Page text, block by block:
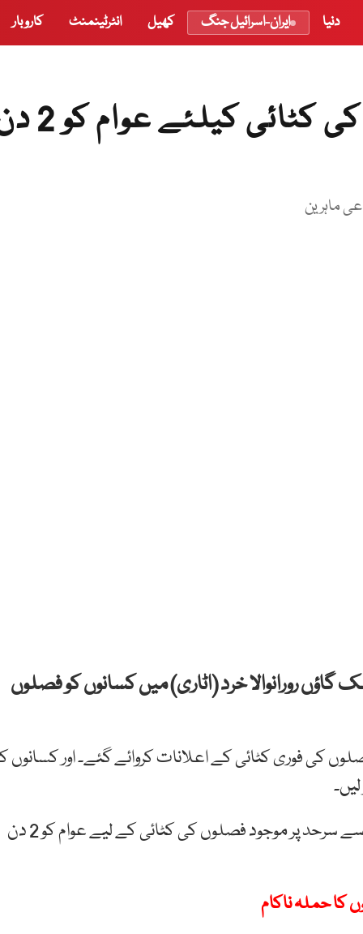
دنیا ایران-اسرائیل جنگ کھیل انٹرٹینمنٹ کاروبار
بھارت کا اٹاری میں فصلوں کی
ماہرین
رورانوالا خرد (اٹاری) میں کسانوں کو فصلوں
کی فوری کٹائی کے اعلانات کروائے گئے۔ اور کسانوں
بھارت کی بارڈر سکیورٹی فورس (بی ایس ایف) کی جانب سے سرحد پر موجود فصلوں کی کٹائی کے لیے عوام کو 2 دن
کا حملہ ناکام